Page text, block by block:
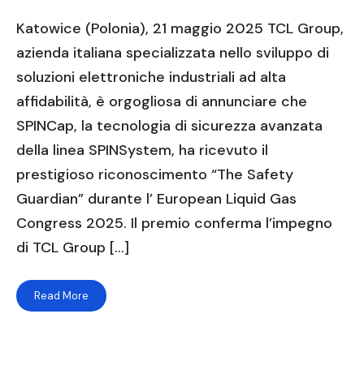
Katowice (Polonia), 21 maggio 2025 TCL Group,
azienda italiana specializzata nello sviluppo di
soluzioni elettroniche industriali ad alta
affidabilità, è orgogliosa di annunciare che
SPINCap, la tecnologia di sicurezza avanzata
della linea SPINSystem, ha ricevuto il
prestigioso riconoscimento “The Safety
Guardian” durante l’ European Liquid Gas
Congress 2025. Il premio conferma l’impegno
di TCL Group […]
Read More